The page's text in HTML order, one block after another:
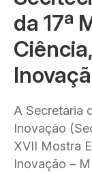
da 17ª
A Secretaria
Inovação
XVII Mostra
Inovação –